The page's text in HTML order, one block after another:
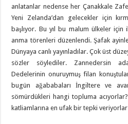
anlatanlar nedense her Çanakkale
Yeni Zelanda’dan gelecekler için
başlıyor. Bu yıl bu malum ülkeler için
anma törenleri düzenlendi. Şafak
Dünyaya canlı yayınladılar. Çok üst
sözler söylediler. Zannedersin
Dedelerinin onuruymuş filan
bugün ağababaları İngiltere ve
sömürdükleri hangi topluma
katliamlarına en ufak bir tepki veriyorlar